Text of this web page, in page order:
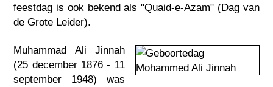
feestdag is ook bekend als "Quaid-e-Azam" (Dag van
de Grote Leider).
Muhammad Ali Jinnah
(25 december 1876 - 11
september 1948) was